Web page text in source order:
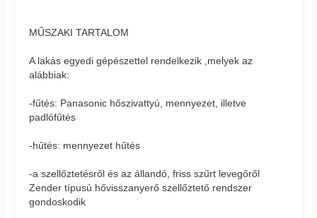
MŰSZAKI TARTALOM
A lakás egyedi gépészettel rendelkezik ,melyek az
alábbiak:
-fűtés: Panasonic hőszivattyú, mennyezet, illetve
padlófűtés
-hűtés: mennyezet hűtés
-a szellőztetésről és az állandó, friss szűrt levegőről
Zender típusú hővisszanyerő szellőztető rendszer
gondoskodik